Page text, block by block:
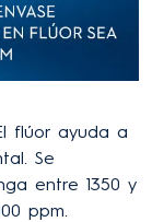
flúor ayuda a
Se
entre 1350 y
ppm.